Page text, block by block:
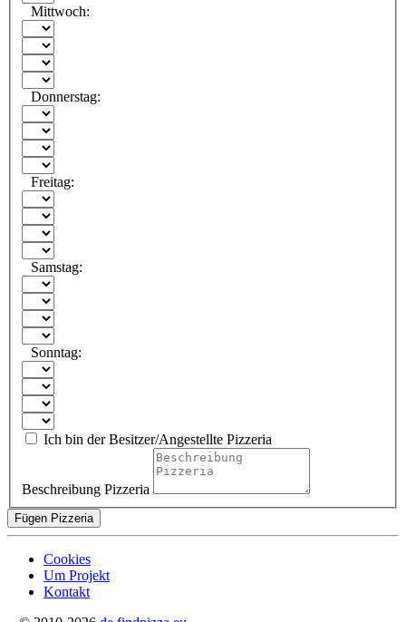
Mittwoch:
Donnerstag:
Freitag:
Samstag:
Sonntag:
Ich bin der Besitzer/Angestellte Pizzeria
Beschreibung Pizzeria
Fügen Pizzeria
Cookies
Um Projekt
Kontakt